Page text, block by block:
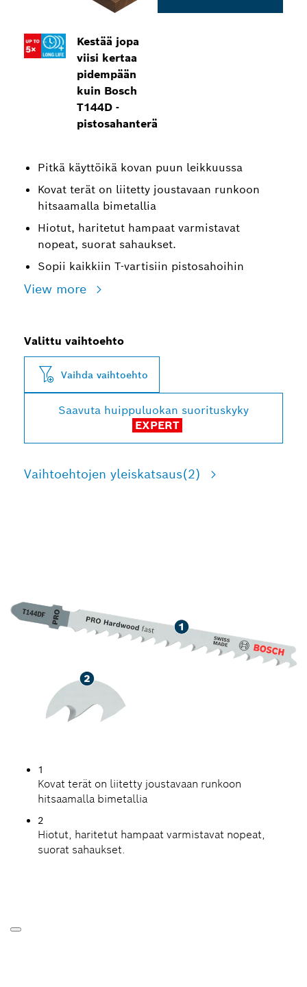
Kestää jopa
viisi kertaa
pidempään
kuin Bosch
T144D -
pistosahanterä
Pitkä käyttöikä kovan puun leikkuussa
Kovat terät on liitetty joustavaan runkoon
hitsaamalla bimetallia
Hiotut, haritetut hampaat varmistavat
nopeat, suorat sahaukset.
Sopii kaikkiin T-vartisiin pistosahoihin
View more
Valittu vaihtoehto
Vaihda vaihtoehto
Saavuta huippuluokan suorituskyky
EXPERT
Vaihtoehtojen yleiskatsaus(2)
1
Kovat terät on liitetty joustavaan runkoon
hitsaamalla bimetallia
2
Hiotut, haritetut hampaat varmistavat nopeat,
suorat sahaukset.